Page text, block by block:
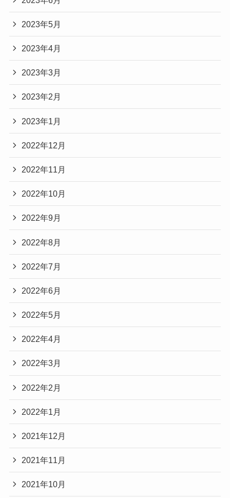
2023年5月
2023年4月
2023年3月
2023年2月
2023年1月
2022年12月
2022年11月
2022年10月
2022年9月
2022年8月
2022年7月
2022年6月
2022年5月
2022年4月
2022年3月
2022年2月
2022年1月
2021年12月
2021年11月
2021年10月